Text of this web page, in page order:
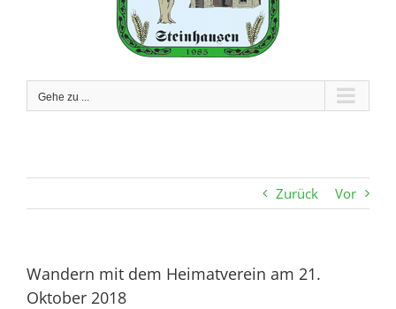
Gehe zu ...
Zurück Vor
Wandern mit dem Heimatverein am 21.
Oktober 2018